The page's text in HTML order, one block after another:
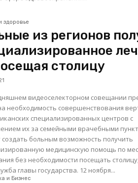
здоровье
из регионов
столицу
видеоселекторном совещании
необходимость совершенствования
специализированных центров с
их за семейными врачебными
создать больным возможность получить
медицинскую помощь по
без необходимости посещать
пресс-служба главы государства. 12 ноября...
и Бизнес